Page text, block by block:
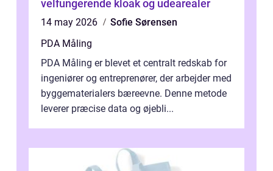
velfungerende kloak og udearealer
14 may 2026
Sofie Sørensen
PDA Måling
PDA Måling er blevet et centralt redskab for
ingeniører og entreprenører, der arbejder med
byggematerialers bæreevne. Denne metode
leverer præcise data og øjebli...